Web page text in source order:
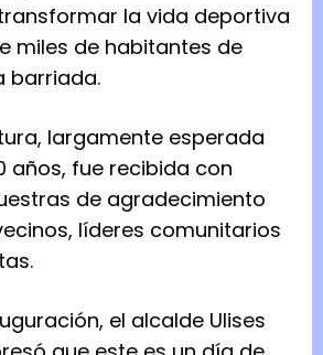
la vida deportiva
miles de habitantes de
barriada.
largamente esperada
años, fue recibida con
de agradecimiento
líderes comunitarios
el alcalde Ulises